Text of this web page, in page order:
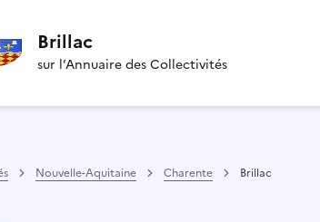
Brillac
sur l’Annuaire des Collectivités
Nouvelle-Aquitaine Charente Brillac